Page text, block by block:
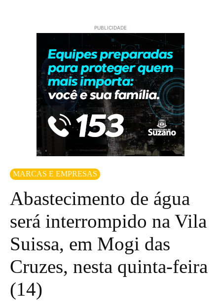
PUBLICIDADE
MARCAS E EMPRESAS
Abastecimento de água
será interrompido na Vila
Suissa, em Mogi das
Cruzes, nesta quinta-feira
(14)